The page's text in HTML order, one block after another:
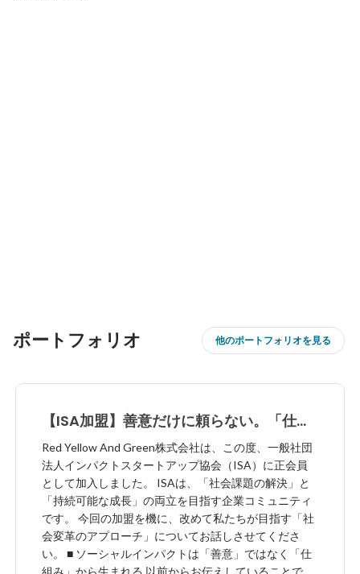
ポートフォリオ 他のポートフォリオを見る
【ISA加盟】善意だけに頼らない。「仕組
み」で社会を変えるインパクトスタートア
ップへ
Red Yellow And Green株式会社は、この度、一般社団
法人インパクトスタートアップ協会（ISA）に正会員
として加入しました。 ISAは、「社会課題の解決」と
「持続可能な成長」の両立を目指す企業コミュニティ
です。 今回の加盟を機に、改めて私たちが目指す「社
会変革のアプローチ」についてお話しさせてくださ
い。 ■ ソーシャルインパクトは「善意」ではなく「仕